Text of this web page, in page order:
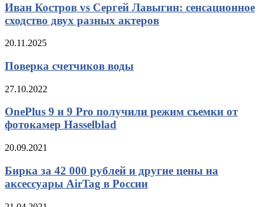
Иван Костров vs Сергей Лавыгин: сенсационное
сходство двух разных актеров
20.11.2025
Поверка счетчиков воды
27.10.2022
OnePlus 9 и 9 Pro получили режим съемки от
фотокамер Hasselblad
20.09.2021
Бирка за 42 000 рублей и другие цены на
аксессуары AirTag в России